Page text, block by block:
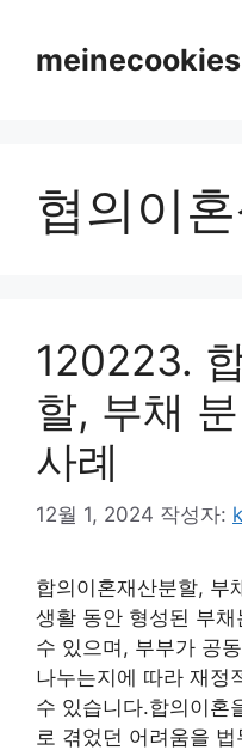
meinecookies
협의이
120223.
할, 부채
사례
12월 1, 2024 작성자:
합의이혼재산분할, 부
생활 동안 형성된 부
수 있으며, 부부가 공
나누는지에 따라 재정
수 있습니다.합의이혼
로 겪었던 어려움을